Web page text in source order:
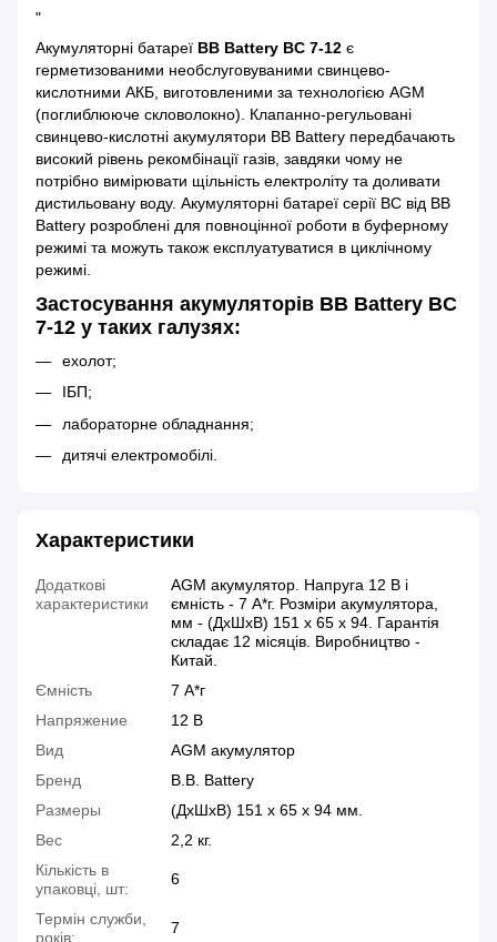
"
Акумуляторні батареї BB Battery BС 7-12 є
герметизованими необслуговуваними свинцево-
кислотними АКБ, виготовленими за технологією AGM
(поглиблююче скловолокно). Клапанно-регульовані
свинцево-кислотні акумулятори BB Battery передбачають
високий рівень рекомбінації газів, завдяки чому не
потрібно вимірювати щільність електроліту та доливати
дистильовану воду. Акумуляторні батареї серії BC від BB
Battery розроблені для повноцінної роботи в буферному
режимі та можуть також експлуатуватися в циклічному
режимі.
Застосування акумуляторів BB Battery BC
7-12 у таких галузях:
ехолот;
ІБП;
лабораторне обладнання;
дитячі електромобілі.
Характеристики
Додаткові
характеристики
AGM акумулятор. Напруга 12 В і
ємність - 7 А*г. Розміри акумулятора,
мм - (ДхШхВ) 151 х 65 х 94. Гарантія
складає 12 місяців. Виробництво -
Китай.
Ємність
7 А*г
Напряжение
12 В
Вид
AGM акумулятор
Бренд
B.B. Battery
Размеры
(ДхШхВ) 151 х 65 х 94 мм.
Вес
2,2 кг.
Кількість в
упаковці, шт:
6
Термін служби,
років:
7